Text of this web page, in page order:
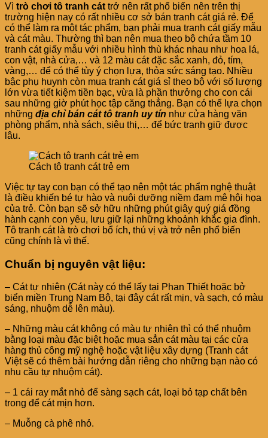
Vì trò chơi tô tranh cát trở nên rất phổ biến nên trên thị
trường hiện nay có rất nhiều cơ sở bán tranh cát giá rẻ. Để
có thể làm ra một tác phẩm, bạn phải mua tranh cát giấy mẫu
và cát màu. Thường thì bạn nên mua theo bộ chứa tầm 10
tranh cát giấy mẫu với nhiều hình thù khác nhau như hoa lá,
con vật, nhà cửa,… và 12 màu cát đặc sắc xanh, đỏ, tím,
vàng,… để có thể tùy ý chọn lựa, thỏa sức sáng tạo. Nhiều
bậc phụ huynh còn mua tranh cát giá sỉ theo bộ với số lượng
lớn vừa tiết kiệm tiền bạc, vừa là phần thưởng cho con cái
sau những giờ phút học tập căng thẳng. Bạn có thể lựa chọn
những địa chỉ bán cát tô tranh uy tín như cửa hàng văn
phòng phẩm, nhà sách, siêu thị,… để bức tranh giữ được
lâu.
Cách tô tranh cát trẻ em
Việc tự tay con bạn có thể tạo nên một tác phẩm nghệ thuật
là điều khiến bé tự hào và nuôi dưỡng niềm đam mê hội họa
của trẻ. Còn bạn sẽ sở hữu những phút giây quý giá đồng
hành cạnh con yêu, lưu giữ lại những khoảnh khắc gia đình.
Tô tranh cát là trò chơi bổ ích, thú vị và trở nên phổ biến
cũng chính là vì thế.
Chuẩn bị nguyên vật liệu:
– Cát tự nhiên (Cát này có thể lấy tại Phan Thiết hoặc bở
biển miền Trung Nam Bộ, tại đây cát rất mịn, và sạch, có màu
sáng, nhuộm dễ lên màu).
– Những màu cát không có màu tự nhiên thì có thể nhuộm
bằng loại màu đặc biệt hoặc mua sẳn cát màu tại các cửa
hàng thủ công mỹ nghệ hoặc vật liệu xây dựng (Tranh cát
Việt sẽ có thêm bài hướng dẫn riêng cho những bạn nào có
nhu cầu tự nhuộm cát).
– 1 cái ray mắt nhỏ để sàng sạch cát, loại bỏ tạp chất bên
trong để cát mịn hơn.
– Muỗng cà phê nhỏ.